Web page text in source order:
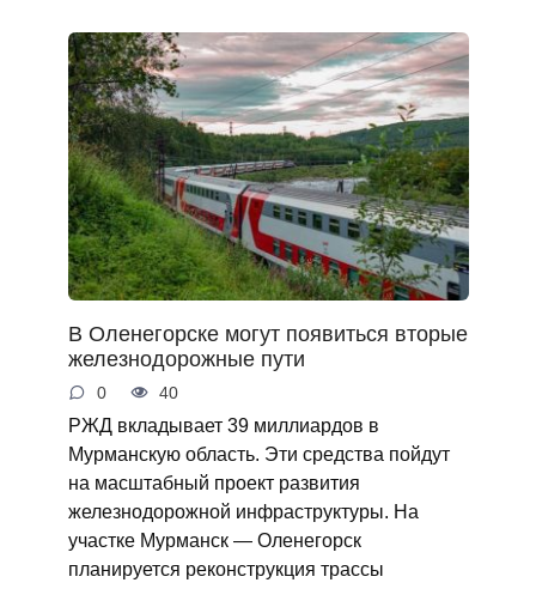
В Оленегорске могут появиться вторые
железнодорожные пути
0 40
РЖД вкладывает 39 миллиардов в
Мурманскую область. Эти средства пойдут
на масштабный проект развития
железнодорожной инфраструктуры. На
участке Мурманск — Оленегорск
планируется реконструкция трассы